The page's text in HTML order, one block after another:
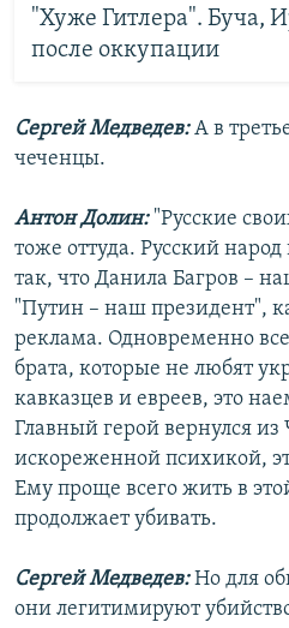
"Хуже Гитлера". Буча,
после оккупации
Сергей Медведев:А в
чеченцы.
Антон Долин:"Русские
тоже оттуда. Русский
так, что Данила Багров –
"Путин – наш президент",
реклама. Одновременно
брата, которые не любят
кавказцев и евреев, это
Главный герой вернулся из
искореженной психикой,
Ему проще всего жить в
продолжает убивать.
Сергей Медведев:Но для
они легитимируют